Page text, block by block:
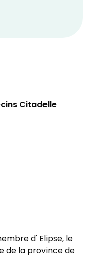
Citadelle
d'Elipse, le
de la province de